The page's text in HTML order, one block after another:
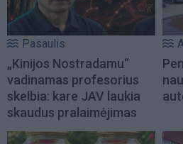
Pasaulis
„Kinijos Nostradamu“
vadinamas profesorius
skelbia: kare JAV laukia
skaudus pralaimėjimas